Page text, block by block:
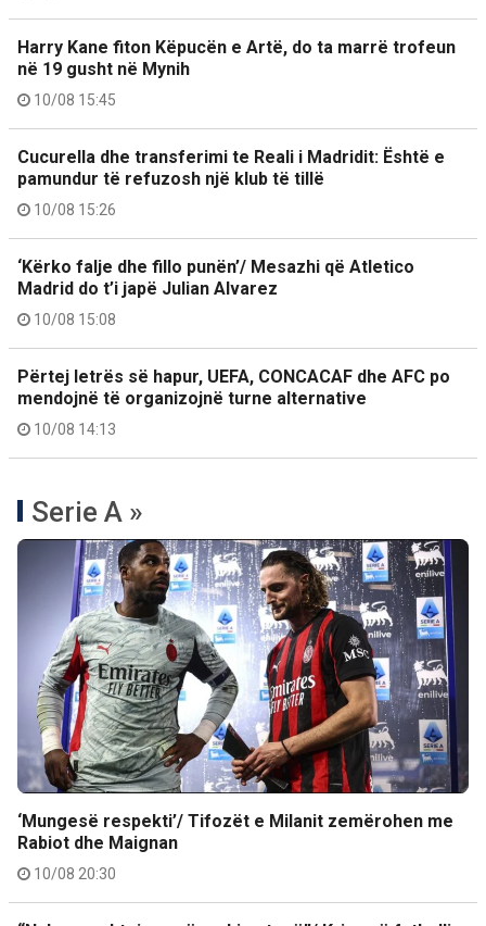
Harry Kane fiton Këpucën e Artë, do ta marrë trofeun
në 19 gusht në Mynih
10/08 15:45
Cucurella dhe transferimi te Reali i Madridit: Është e
pamundur të refuzosh një klub të tillë
10/08 15:26
‘Kërko falje dhe fillo punën’/ Mesazhi që Atletico
Madrid do t’i japë Julian Alvarez
10/08 15:08
Përtej letrës së hapur, UEFA, CONCACAF dhe AFC po
mendojnë të organizojnë turne alternative
10/08 14:13
Serie A »
‘Mungesë respekti’/ Tifozët e Milanit zemërohen me
Rabiot dhe Maignan
10/08 20:30